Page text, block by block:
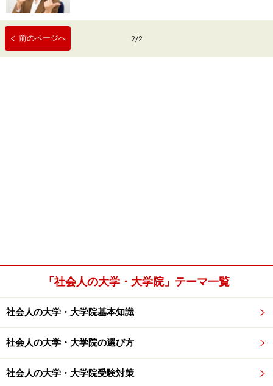
前のページへ 2/2
「社会人の大学・大学院」テーマ一覧
社会人の大学・大学院基本知識
社会人の大学・大学院の選び方
社会人の大学・大学院受験対策